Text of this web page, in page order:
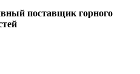
поставщик горного